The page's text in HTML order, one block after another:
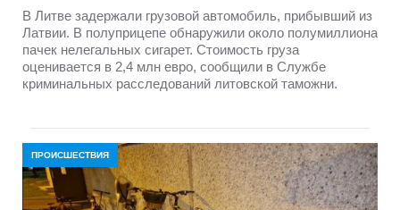
В Литве задержали грузовой автомобиль, прибывший из
Латвии. В полуприцепе обнаружили около полумиллиона
пачек нелегальных сигарет. Стоимость груза
оценивается в 2,4 млн евро, сообщили в Службе
криминальных расследований литовской таможни.
ПРОИСШЕСТВИЯ